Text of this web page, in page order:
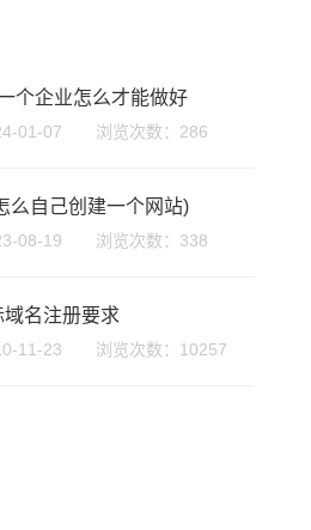
个企业怎么才能做好
01-07 浏览次数：286
么自己创建一个网站)
08-19 浏览次数：338
域名注册要求
11-23 浏览次数：10257
微信号